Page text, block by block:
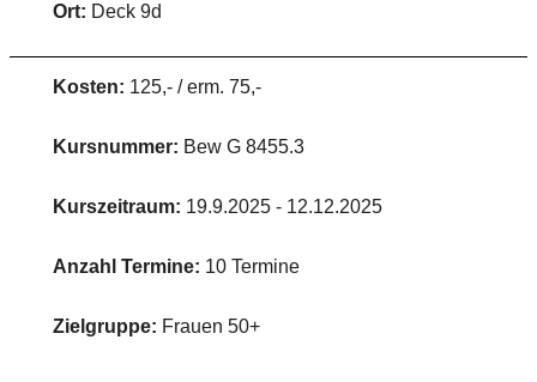
Ort: Deck 9d
Kosten: 125,- / erm. 75,-
Kursnummer: Bew G 8455.3
Kurszeitraum: 19.9.2025 - 12.12.2025
Anzahl Termine: 10 Termine
Zielgruppe: Frauen 50+